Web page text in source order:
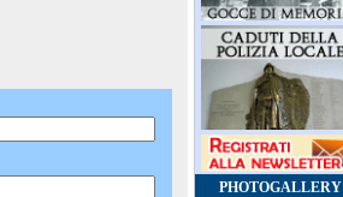
PHOTOGALLERY